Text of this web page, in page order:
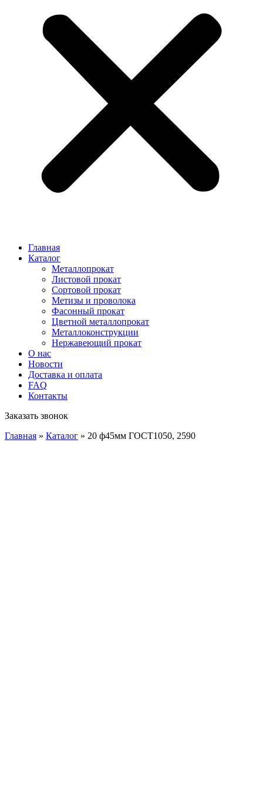
Главная
Каталог
Металлопрокат
Листовой прокат
Сортовой прокат
Метизы и проволока
Фасонный прокат
Цветной металлопрокат
Металлоконструкции
Нержавеющий прокат
О нас
Новости
Доставка и оплата
FAQ
Контакты
Заказать звонок
Главная » Каталог » 20 ф45мм ГОСТ1050, 2590